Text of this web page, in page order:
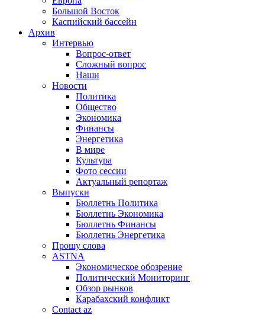
Большой Восток
Каспийский бассейн
Архив
Интервью
Вопрос-ответ
Сложный вопрос
Наши
Новости
Политика
Общество
Экономика
Финансы
Энергетика
В мире
Культура
Фото сессии
Актуальный репортаж
Выпуски
Бюллетнь Политика
Бюллетнь Экономика
Бюллетнь Финансы
Бюллетнь Энергетика
Прошу слова
ASTNA
Экономическое обозрение
Политический Мониторинг
Обзор рынков
Карабахский конфликт
Contact az